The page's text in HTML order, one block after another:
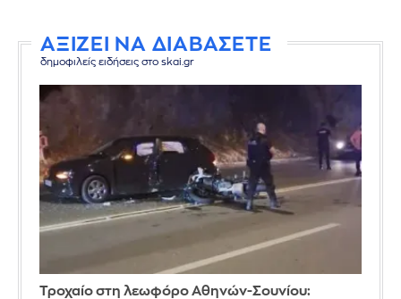
ΑΞΙΖΕΙ ΝΑ ΔΙΑΒΑΣΕΤΕ
δημοφιλείς ειδήσεις στο skai.gr
Τροχαίο στη λεωφόρο Αθηνών-Σουνίου: